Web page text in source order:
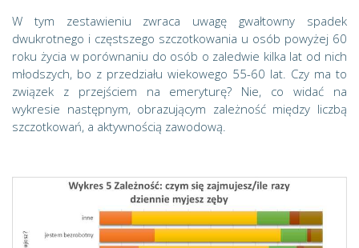
W tym zestawieniu zwraca uwagę gwałtowny spadek
dwukrotnego i częstszego szczotkowania u osób powyżej 60
roku życia w porównaniu do osób o zaledwie kilka lat od nich
młodszych, bo z przedziału wiekowego 55-60 lat. Czy ma to
związek z przejściem na emeryturę? Nie, co widać na
wykresie następnym, obrazującym zależność między liczbą
szczotkowań, a aktywnością zawodową.